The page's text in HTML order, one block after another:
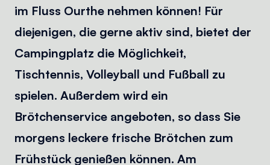
im Fluss Ourthe nehmen können! Für
diejenigen, die gerne aktiv sind, bietet der
Campingplatz die Möglichkeit,
Tischtennis, Volleyball und Fußball zu
spielen. Außerdem wird ein
Brötchenservice angeboten, so dass Sie
morgens leckere frische Brötchen zum
Frühstück genießen können. Am